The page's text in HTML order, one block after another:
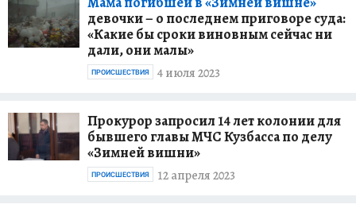
девочки – о последнем приговоре суда:
«Какие бы сроки виновным сейчас ни
дали, они малы»
4 июля 2023
ПРОИСШЕСТВИЯ
Прокурор запросил 14 лет колонии для
бывшего главы МЧС Кузбасса по делу
«Зимней вишни»
12 апреля 2023
ПРОИСШЕСТВИЯ